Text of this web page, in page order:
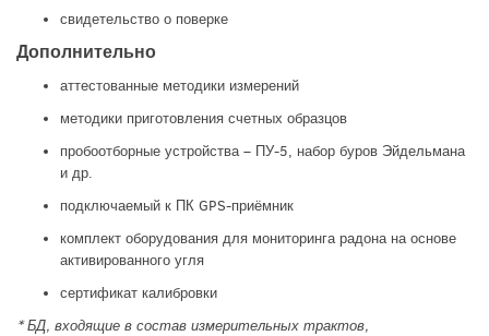
свидетельство о поверке
Дополнительно
аттестованные методики измерений
методики приготовления счетных образцов
пробоотборные устройства – ПУ-5, набор буров Эйдельмана
и др.
подключаемый к ПК GPS-приёмник
комплект оборудования для мониторинга радона на основе
активированного угля
сертификат калибровки
* БД, входящие в состав измерительных трактов,